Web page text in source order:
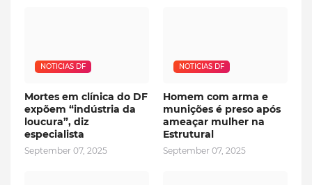
NOTICIAS DF
Mortes em clínica do DF
expõem “indústria da
loucura”, diz
especialista
September 07, 2025
NOTICIAS DF
Homem com arma e
munições é preso após
ameaçar mulher na
Estrutural
September 07, 2025